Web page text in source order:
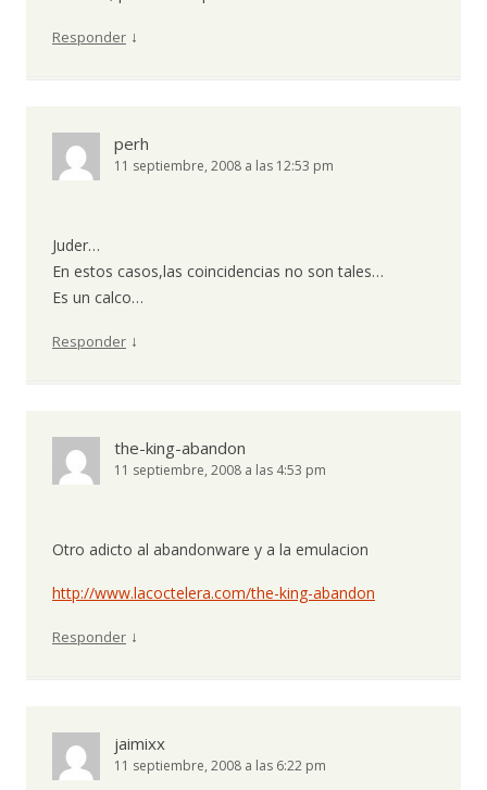
Responder ↓
perh
11 septiembre, 2008 a las 12:53 pm
Juder…
En estos casos,las coincidencias no son tales…
Es un calco…
Responder ↓
the-king-abandon
11 septiembre, 2008 a las 4:53 pm
Otro adicto al abandonware y a la emulacion
http://www.lacoctelera.com/the-king-abandon
Responder ↓
jaimixx
11 septiembre, 2008 a las 6:22 pm